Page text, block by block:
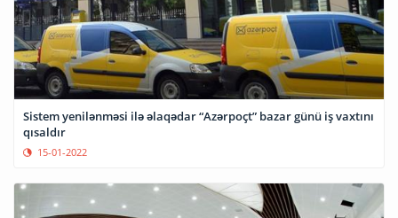
Sistem yenilənməsi ilə əlaqədar “Azərpoçt” bazar günü iş vaxtını
qısaldır
15-01-2022